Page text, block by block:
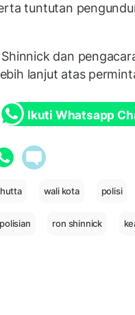
tuntutan
dan
lanjut atas
Ikuti Whatsapp
wali kota polisi
ron shinnick